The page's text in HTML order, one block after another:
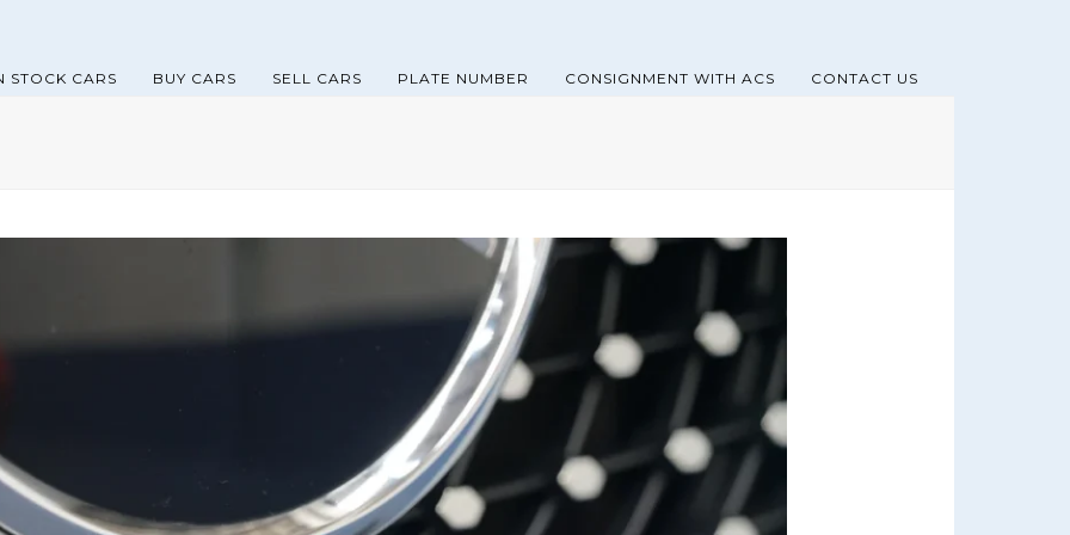
STOCK CARS BUY CARS SELL CARS PLATE NUMBER CONSIGNMENT WITH ACS CONTACT US